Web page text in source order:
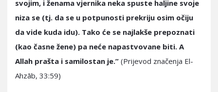
svojim, i ženama vjernika neka spuste haljine svoje
niza se (tj. da se u potpunosti prekriju osim očiju
da vide kuda idu). Tako će se najlakše prepoznati
(kao časne žene) pa neće napastvovane biti. A
Allah prašta i samilostan je.” (Prijevod značenja El-
Ahzāb, 33:59)